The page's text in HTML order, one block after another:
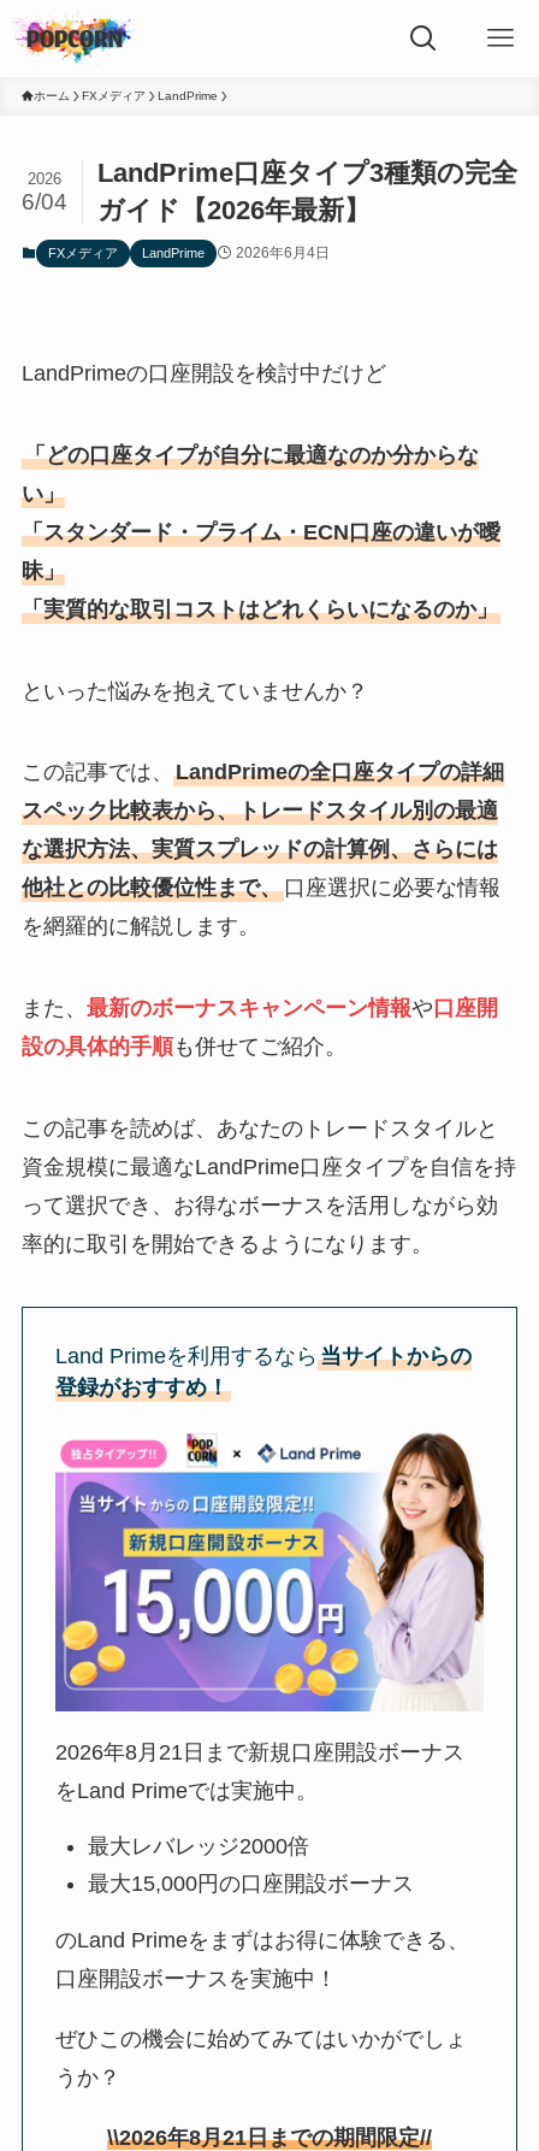
ホーム FXメディア LandPrime
LandPrime口座タイプ3種類の完全
ガイド【2026年最新】
2026
6/04
FXメディア LandPrime 2026年6月4日
LandPrimeの口座開設を検討中だけど
「どの口座タイプが自分に最適なのか分からな
い」
「スタンダード・プライム・ECN口座の違いが曖
昧」
「実質的な取引コストはどれくらいになるのか」
といった悩みを抱えていませんか？
この記事では、 LandPrimeの全口座タイプの詳細
スペック比較表から、トレードスタイル別の最適
な選択方法、実質スプレッドの計算例、さらには
他社との比較優位性まで、口座選択に必要な情報
を網羅的に解説します。
また、 最新のボーナスキャンペーン情報や 口座開
設の具体的手順も併せてご紹介。
この記事を読めば、あなたのトレードスタイルと
資金規模に最適なLandPrime口座タイプを自信を持
って選択でき、お得なボーナスを活用しながら効
率的に取引を開始できるようになります。
Land Primeを利用するなら当サイトからの
登録がおすすめ！
2026年8月21日 まで新規口座開設ボーナス
をLand Primeでは実施中。
最大レバレッジ2000倍
最大15,000円の口座開設ボーナス
のLand Primeをまずはお得に体験できる、
口座開設ボーナスを実施中！
ぜひこの機会に始めてみてはいかがでしょ
うか？
\\2026年8月21日までの期間限定//